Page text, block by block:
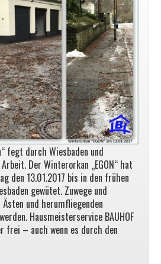
fegt durch Wiesbaden und
Der Winterorkan „EGON“ hat
den 13.01.2017 bis in den frühen
gewütet. Zuwege und
und herumfliegenden
Hausmeisterservice BAUHOF
frei – auch wenn es durch den